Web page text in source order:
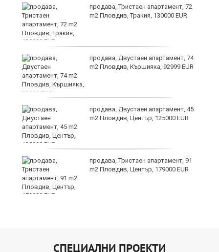
продава, Тристаен апартамент, 72
m2 Пловдив, Тракия, 130000 EUR
продава, Двустаен апартамент, 74
m2 Пловдив, Кършияка, 92999 EUR
продава, Двустаен апартамент, 45
m2 Пловдив, Център, 125000 EUR
продава, Тристаен апартамент, 91
m2 Пловдив, Център, 179000 EUR
СПЕЦИАЛНИ ПРОЕКТИ